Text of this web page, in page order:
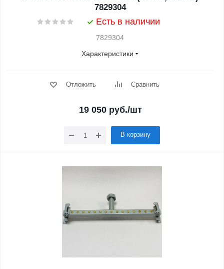
7829304
Есть в наличии
7829304
Характеристики
Отложить Сравнить
19 050руб./шт
В корзину